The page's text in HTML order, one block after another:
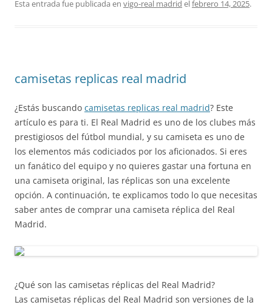
Esta entrada fue publicada en vigo-real madrid elfebrero 14, 2025.
camisetas replicas real madrid
¿Estás buscando camisetas replicas real madrid? Este
artículo es para ti. El Real Madrid es uno de los clubes más
prestigiosos del fútbol mundial, y su camiseta es uno de
los elementos más codiciados por los aficionados. Si eres
un fanático del equipo y no quieres gastar una fortuna en
una camiseta original, las réplicas son una excelente
opción. A continuación, te explicamos todo lo que necesitas
saber antes de comprar una camiseta réplica del Real
Madrid.
¿Qué son las camisetas réplicas del Real Madrid?
Las camisetas réplicas del Real Madrid son versiones de la